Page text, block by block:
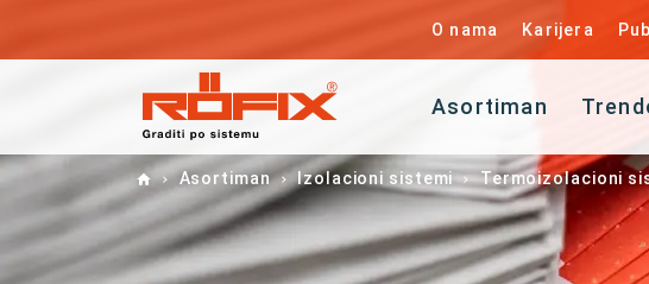
O nama Karijera
Asortiman
HomeAsortiman Izolacioni sistemi Termoizolacioni